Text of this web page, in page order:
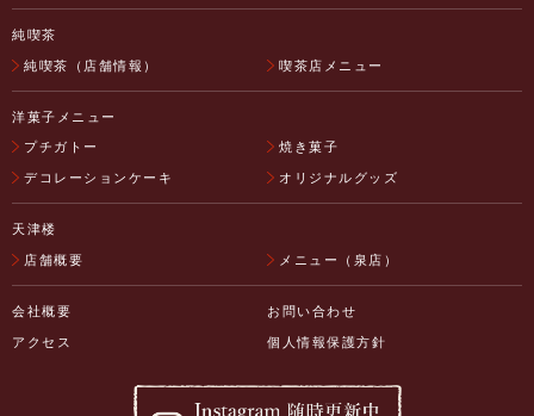
純喫茶
純喫茶（店舗情報） 喫茶店メニュー
洋菓子メニュー
プチガトー 焼き菓子
デコレーションケーキ オリジナルグッズ
天津楼
店舗概要 メニュー（泉店）
会社概要 お問い合わせ
アクセス 個人情報保護方針